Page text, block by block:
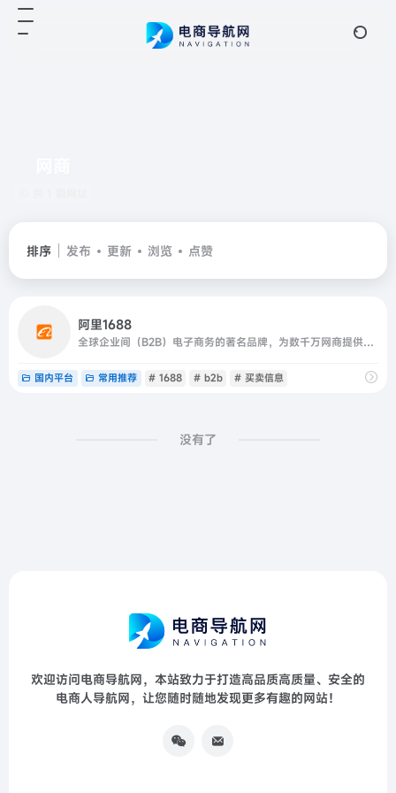
排序 发布 更新 浏览 点赞
阿里1688
全球企业间（B2B）电子商务的著名品牌，为数千万网商提供海量商机信息和便捷安全的在线交易市场，也是商人们以商会友、真实互动的社区平台。目前1688.com已覆盖原材料、工业品、服装服饰、家居百货、小商品等12个行业大类，提供从原料--生产--加工--现货等一系列的供应产
国内平台 常用推荐 # 1688 # b2b # 买卖信息
没有了
欢迎访问电商导航网，本站致力于打造高品质高质量、安全的
电商人导航网，让您随时随地发现更多有趣的网站！